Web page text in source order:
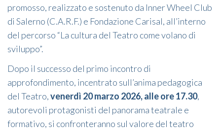
promosso, realizzato e sostenuto da Inner Wheel Club
di Salerno (C.A.R.F.) e Fondazione Carisal, all’interno
del percorso “La cultura del Teatro come volano di
sviluppo”.
Dopo il successo del primo incontro di
approfondimento, incentrato sull’anima pedagogica
del Teatro,venerdì 20 marzo 2026, alle ore 17.30,
autorevoli protagonisti del panorama teatrale e
formativo, si confronteranno sul valore del teatro